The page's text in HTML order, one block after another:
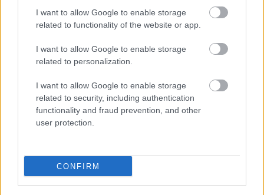
I want to allow Google to enable storage
related to functionality of the website or app.
I want to allow Google to enable storage
related to personalization.
I want to allow Google to enable storage
related to security, including authentication
functionality and fraud prevention, and other
user protection.
CONFIRM
Anime-stil fan art af Tarnished in Black Knife-
rustningen, der kæmper mod to tapre gargoyler i de
Klik eller tryk på billedet for at få flere oplysninger og
højere opløsninger.